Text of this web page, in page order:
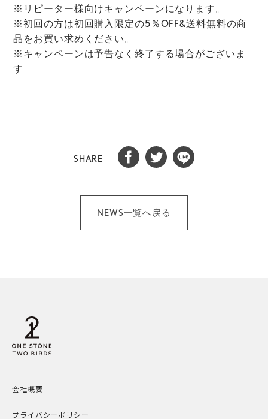
※リピーター様向けキャンペーンになります。
※初回の方は初回購入限定の5％OFF&送料無料の商
品をお買い求めください。
※キャンペーンは予告なく終了する場合がございま
す
SHARE
NEWS一覧へ戻る
会社概要
プライバシーポリシー